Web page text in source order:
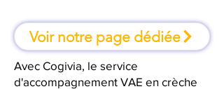
Voir notre page dédiée
Avec Cogivia, le service
d'accompagnement VAE en crèche